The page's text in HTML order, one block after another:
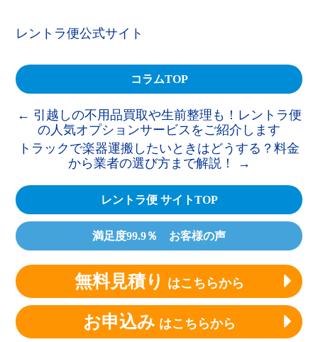
レントラ便公式サイト
コラムTOP
← 引越しの不用品買取や生前整理も！レントラ便
の人気オプションサービスをご紹介します
トラックで楽器運搬したいときはどうする？料金
から業者の選び方まで解説！
→
レントラ便 サイトTOP
満足度99.9％ お客様の声
無料見積り はこちらから
お申込み はこちらから